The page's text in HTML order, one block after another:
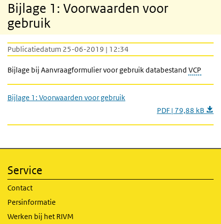
Bijlage 1: Voorwaarden voor
gebruik
Publicatiedatum 25-06-2019 | 12:34
Bijlage bij Aanvraagformulier voor gebruik databestand VCP
Bijlage 1: Voorwaarden voor gebruik
PDF | 79,88 kB
Service
Contact
Persinformatie
Werken bij het RIVM